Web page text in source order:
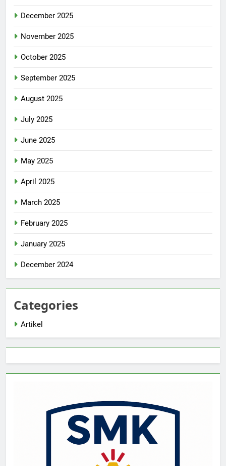
December 2025
November 2025
October 2025
September 2025
August 2025
July 2025
June 2025
May 2025
April 2025
March 2025
February 2025
January 2025
December 2024
Categories
Artikel